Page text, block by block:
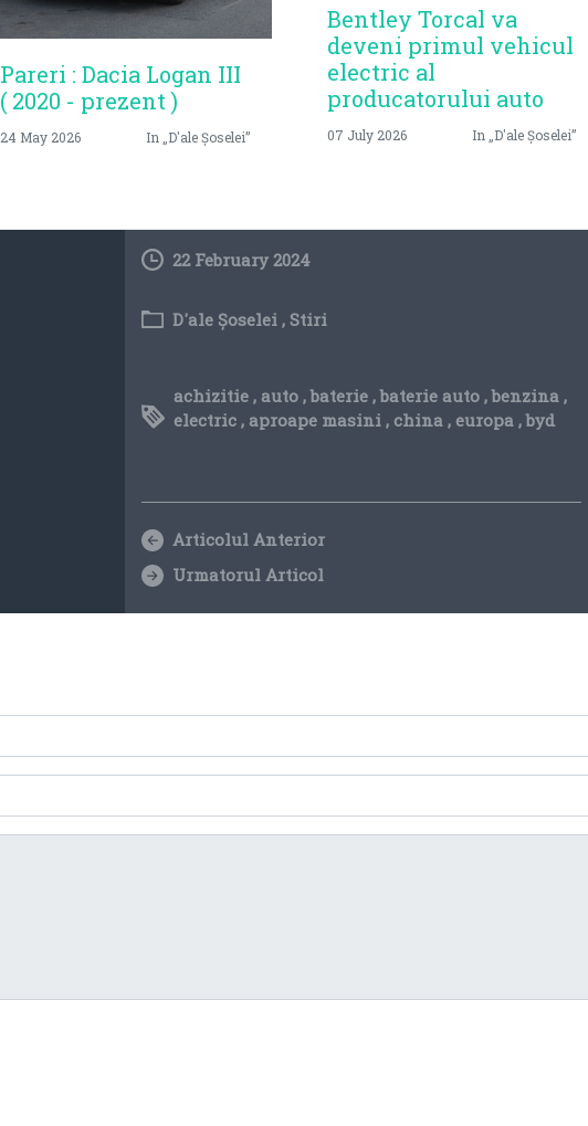
Pareri : Dacia Logan III
( 2020 - prezent )
24 May 2026 In „D'ale Șoselei”
Bentley Torcal va
deveni primul vehicul
electric al
producatorului auto
07 July 2026 In „D'ale Șoselei”
22 February 2024
D'ale Șoselei , Stiri
achizitie, auto,baterie,baterie auto,benzina,
electric, aproape masini, china, europa,byd
Articolul Anterior
Urmatorul Articol